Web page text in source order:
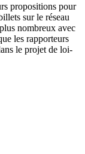
propositions pour
sur le réseau
nombreux avec
les rapporteurs
le projet de loi-